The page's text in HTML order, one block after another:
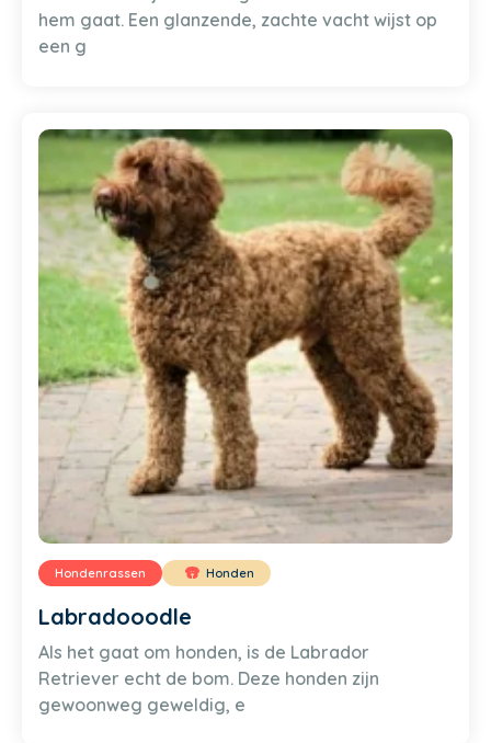
hem gaat. Een glanzende, zachte vacht wijst op
een g
Hondenrassen Honden
Labradooodle
Als het gaat om honden, is de Labrador
Retriever echt de bom. Deze honden zijn
gewoonweg geweldig, e